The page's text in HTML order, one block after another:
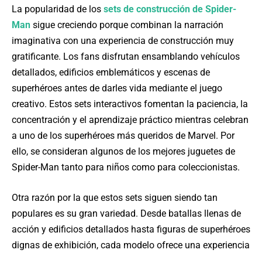
La popularidad de los sets de construcción de Spider-
Man sigue creciendo porque combinan la narración
imaginativa con una experiencia de construcción muy
gratificante. Los fans disfrutan ensamblando vehículos
detallados, edificios emblemáticos y escenas de
superhéroes antes de darles vida mediante el juego
creativo. Estos sets interactivos fomentan la paciencia, la
concentración y el aprendizaje práctico mientras celebran
a uno de los superhéroes más queridos de Marvel. Por
ello, se consideran algunos de los mejores juguetes de
Spider-Man tanto para niños como para coleccionistas.
Otra razón por la que estos sets siguen siendo tan
populares es su gran variedad. Desde batallas llenas de
acción y edificios detallados hasta figuras de superhéroes
dignas de exhibición, cada modelo ofrece una experiencia